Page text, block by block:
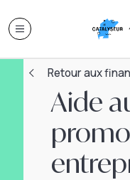
Retour aux
Aide